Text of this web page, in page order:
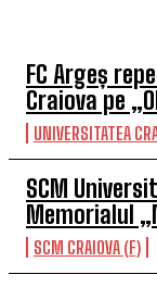
FC Argeș
Craiova pe
UNIVERSITATEA
SCM
Memorialul
SCM CRAIOVA (F)